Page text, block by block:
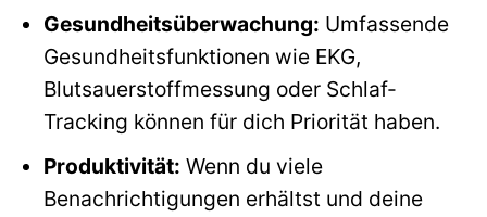
Gesundheitsüberwachung: Umfassende
Gesundheitsfunktionen wie EKG,
Blutsauerstoffmessung oder Schlaf-
Tracking können für dich Priorität haben.
Produktivität: Wenn du viele
Benachrichtigungen erhältst und deine